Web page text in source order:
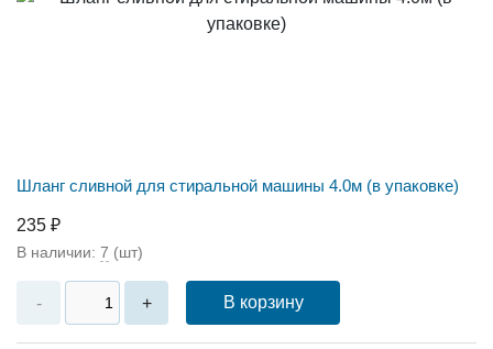
Шланг сливной для стиральной машины 4.0м (в упаковке)
235 ₽
В наличии: 7 (шт)
- + В корзину